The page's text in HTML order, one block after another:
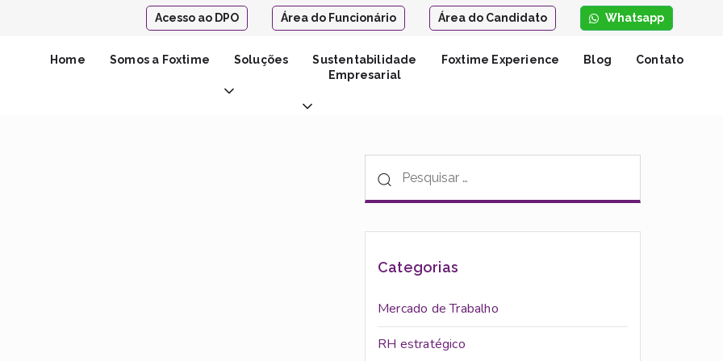
Acesso ao DPO Área do Funcionário Área do Candidato Whatsapp
Home Somos a Foxtime Soluções
Sustentabilidade
Empresarial
Foxtime Experience Blog Contato
Categorias
Mercado de Trabalho
RH estratégico